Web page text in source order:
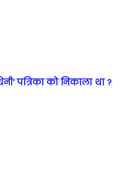
पत्रिका को निकाला था ?